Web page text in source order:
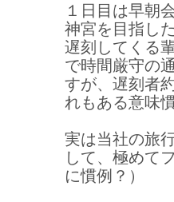
１日目は早朝
神宮を目指し
遅刻してくる
で時間厳守の
すが、遅刻者
れもある意味
実は当社の旅
して、極めて
に慣例？）